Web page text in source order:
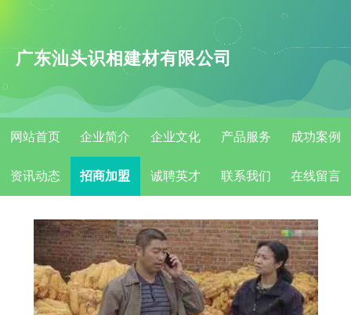
广东汕头识相建材有限公司
网站首页 企业简介 企业文化 产品服务 成功案例
资讯动态 招商加盟 诚聘英才 联系我们 在线留言